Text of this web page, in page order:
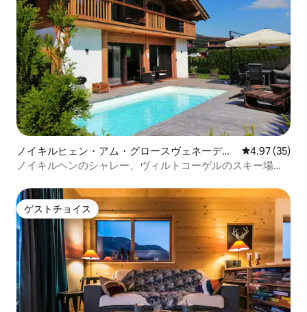
ノイキルヒェン・アム・グロースヴェネーディ
ガーのシャレー
レビュー35
4.97 (35)
ノイキルヘンのシャレー、ヴィルトコーゲルのスキー場に
ゲストチョイス
ゲストチョイス